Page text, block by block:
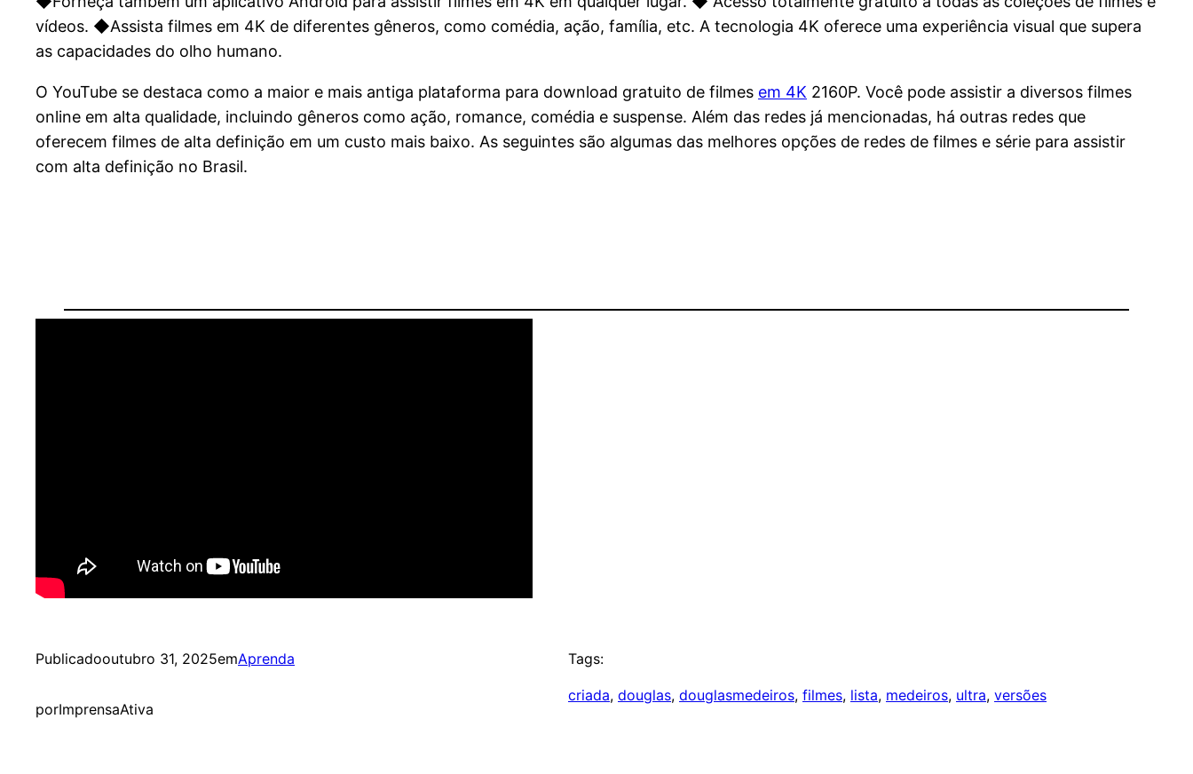
vídeos. ◆Assista filmes em 4K de diferentes gêneros, como comédia, ação, família, etc. A tecnologia 4K oferece uma experiência visual que supera
as capacidades do olho humano.
O YouTube se destaca como a maior e mais antiga plataforma para download gratuito de filmes em 4K 2160P. Você pode assistir a diversos filmes
online em alta qualidade, incluindo gêneros como ação, romance, comédia e suspense. Além das redes já mencionadas, há outras redes que
oferecem filmes de alta definição em um custo mais baixo. As seguintes são algumas das melhores opções de redes de filmes e série para assistir
com alta definição no Brasil.
Publicadooutubro 31, 2025emAprenda
porImprensaAtiva
Tags:
criada, douglas, douglasmedeiros, filmes, lista, medeiros, ultra, versões